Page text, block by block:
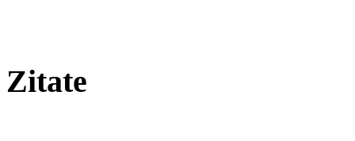
Zitate